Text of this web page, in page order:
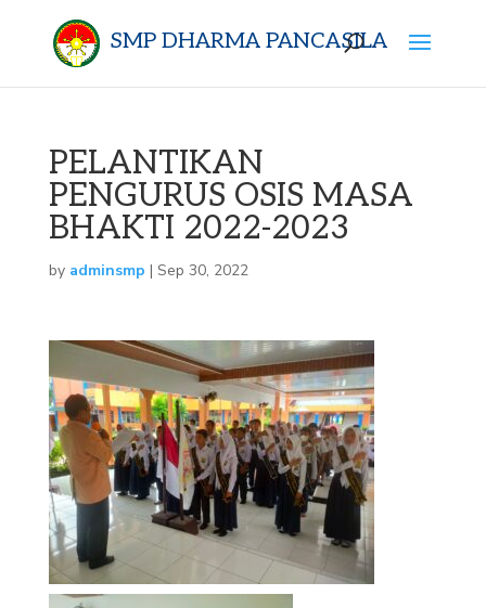
SMP DHARMA PANCASILA
PELANTIKAN
PENGURUS OSIS MASA
BHAKTI 2022-2023
by adminsmp | Sep 30, 2022